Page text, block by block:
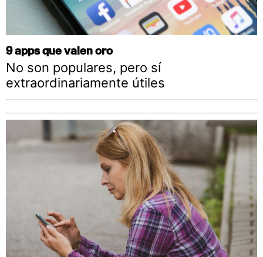
9 apps que valen oro
No son populares, pero sí
extraordinariamente útiles